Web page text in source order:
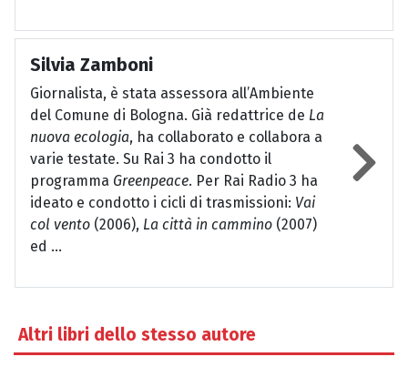
Silvia Zamboni
Giornalista, è stata assessora all’Ambiente
del Comune di Bologna. Già redattrice de La
nuova ecologia, ha collaborato e collabora a
varie testate. Su Rai 3 ha condotto il
programma Greenpeace. Per Rai Radio 3 ha
ideato e condotto i cicli di trasmissioni: Vai
col vento (2006), La città in cammino (2007)
ed ...
Altri libri dello stesso autore